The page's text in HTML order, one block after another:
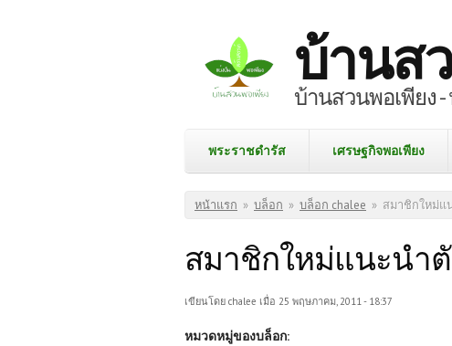
บ้านส
บ้านสวนพอเพียง
พระราชดำรัส เศรษฐกิจพอเพียง
คุณอยู่ที่นี่
หน้าแรก » บล็อก » บล็อก chalee » สมาชิกใหม่แ
สมาชิกใหม่แนะนำ
เขียนโดย chalee เมื่อ 25 พฤษภาคม, 2011 - 18:37
หมวดหมู่ของบล็อก: